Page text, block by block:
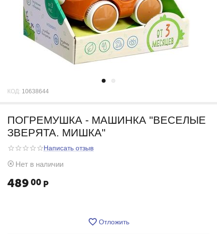
КОД: 10638644
ПОГРЕМУШКА - МАШИНКА "ВЕСЕЛЫЕ
ЗВЕРЯТА. МИШКА"
Написать отзыв
Нет в наличии
489 00 Р
Отложить